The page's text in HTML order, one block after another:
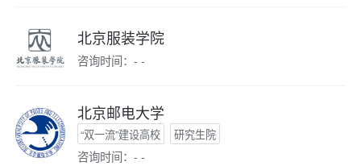
北京服装学院
咨询时间：- -
北京邮电大学
“双一流”建设高校 研究生院
咨询时间：- -